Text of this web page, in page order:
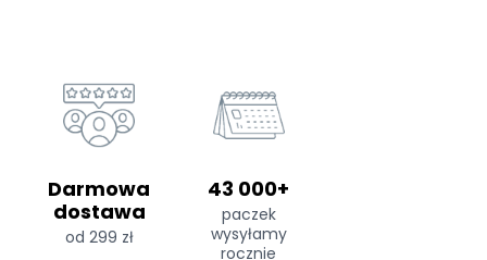
Darmowa
dostawa
od 299 zł
43 000+
paczek
wysyłamy
rocznie